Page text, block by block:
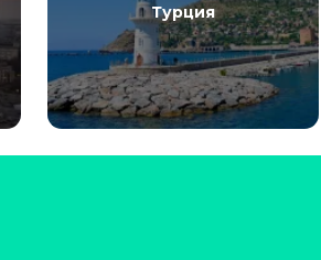
Турция